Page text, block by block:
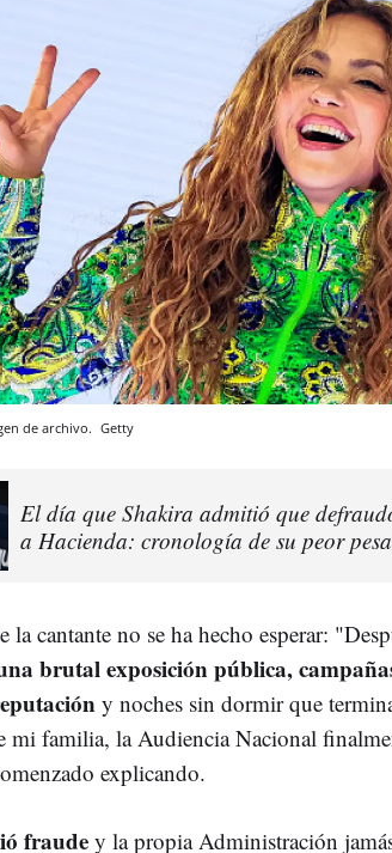
de archivo. Getty
El día que Shakira admitió que
a Hacienda: cronología de su peor
la cantante no se ha hecho esperar:
brutal exposición pública,
y noches sin dormir que
mi familia, la Audiencia Nacional
explicando.
fraude y la propia Administración